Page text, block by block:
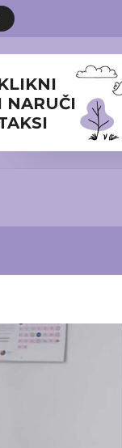
NARUČI